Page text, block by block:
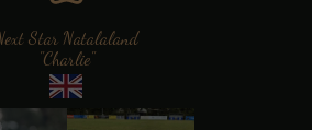
Star Natalaland
"Charlie"